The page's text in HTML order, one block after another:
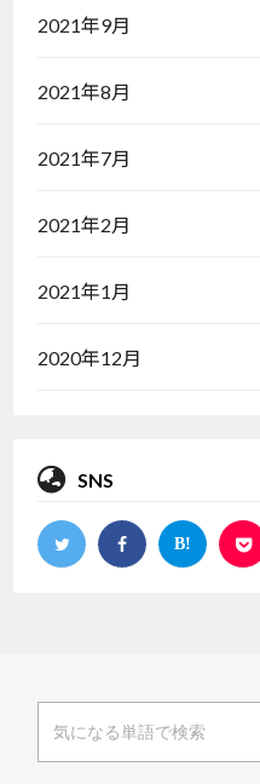
2021年9月
2021年8月
2021年7月
2021年2月
2021年1月
2020年12月
SNS